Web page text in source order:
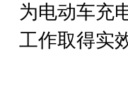
为电动车充
工作取得实